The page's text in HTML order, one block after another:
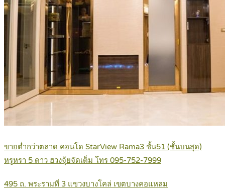
ขายต่ำกว่าตลาด คอนโด StarView Rama3 ชั้น51 (ชั้นบนสุด)
หรูหรา 5 ดาว ฮวงจุ้ยจัดเต็ม โทร 095-752-7999
495 ถ. พระรามที่ 3 แขวงบางโคล่ เขตบางคอแหลม